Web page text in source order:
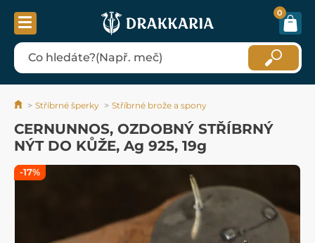
0
Stříbrné šperky Stříbrné brože a spony
CERNUNNOS, OZDOBNÝ STŘÍBRNÝ
NÝT DO KŮŽE, Ag 925, 19g
-17%